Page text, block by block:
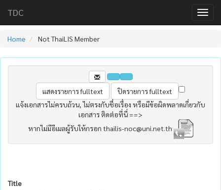
TDC
Home Not ThaiLIS Member
แจ้งเอกสารไม่ครบถ้วน, ไม่ตรงกับชื่อเรื่อง หรือมีข้อผิดพลาดเกี่ยวกับ
เอกสาร ติดต่อที่นี่ ==>
หากไม่มีอีเมลผู้รับให้กรอก thailis-noc@uni.net.th
Title